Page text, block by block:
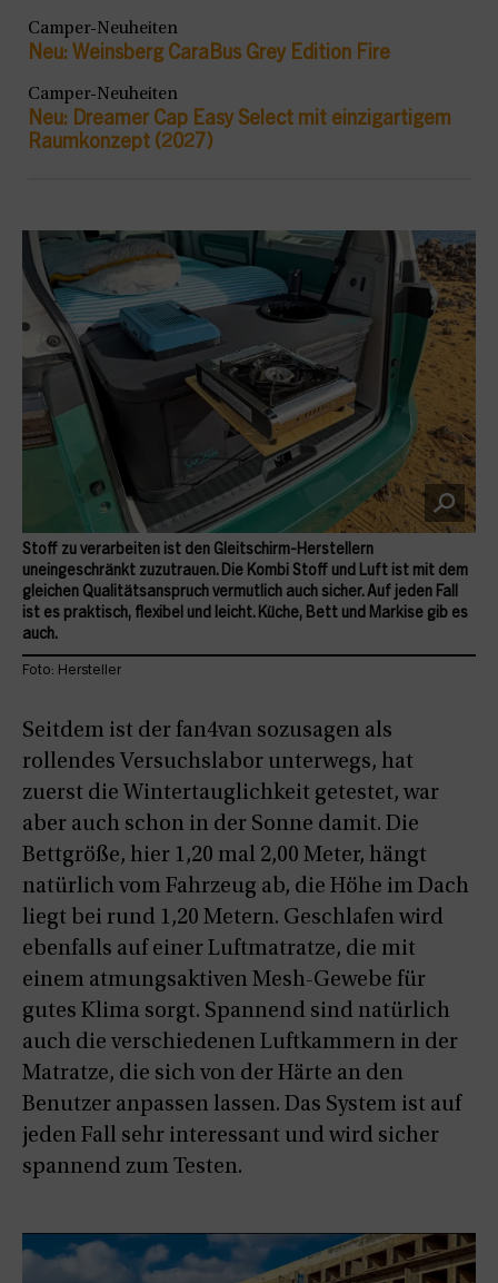
Camper-Neuheiten
Neu: Weinsberg CaraBus Grey Edition Fire
Camper-Neuheiten
Neu: Dreamer Cap Easy Select mit einzigartigem
Raumkonzept (2027)
Stoff zu verarbeiten ist den Gleitschirm-Herstellern
uneingeschränkt zuzutrauen. Die Kombi Stoff und Luft ist mit dem
gleichen Qualitätsanspruch vermutlich auch sicher. Auf jeden Fall
ist es praktisch, flexibel und leicht. Küche, Bett und Markise gib es
auch.
Foto: Hersteller
Seitdem ist der fan4van sozusagen als
rollendes Versuchslabor unterwegs, hat
zuerst die Wintertauglichkeit getestet, war
aber auch schon in der Sonne damit. Die
Bettgröße, hier 1,20 mal 2,00 Meter, hängt
natürlich vom Fahrzeug ab, die Höhe im Dach
liegt bei rund 1,20 Metern. Geschlafen wird
ebenfalls auf einer Luftmatratze, die mit
einem atmungsaktiven Mesh-Gewebe für
gutes Klima sorgt. Spannend sind natürlich
auch die verschiedenen Luftkammern in der
Matratze, die sich von der Härte an den
Benutzer anpassen lassen. Das System ist auf
jeden Fall sehr interessant und wird sicher
spannend zum Testen.